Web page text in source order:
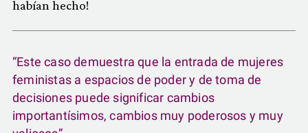
habían hecho!
“Este caso demuestra que la entrada de mujeres
feministas a espacios de poder y de toma de
decisiones puede significar cambios
importantísimos, cambios muy poderosos y muy